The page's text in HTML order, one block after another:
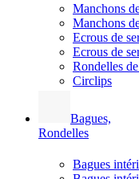
Manchons
Manchons
Ecrous de
Ecrous de
Rondelles
Circlips
Bagues,
Rondelles
Bagues